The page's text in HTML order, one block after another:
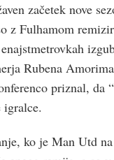
začetek nove
z Fulhamom
Rubena
priznal, da
igralce.
ko je Man Utd